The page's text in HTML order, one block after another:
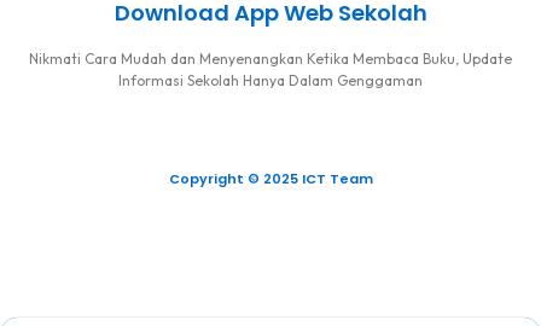
Download App Web Sekolah
Nikmati Cara Mudah dan Menyenangkan Ketika Membaca Buku, Update
Informasi Sekolah Hanya Dalam Genggaman
Copyright © 2025 ICT Team